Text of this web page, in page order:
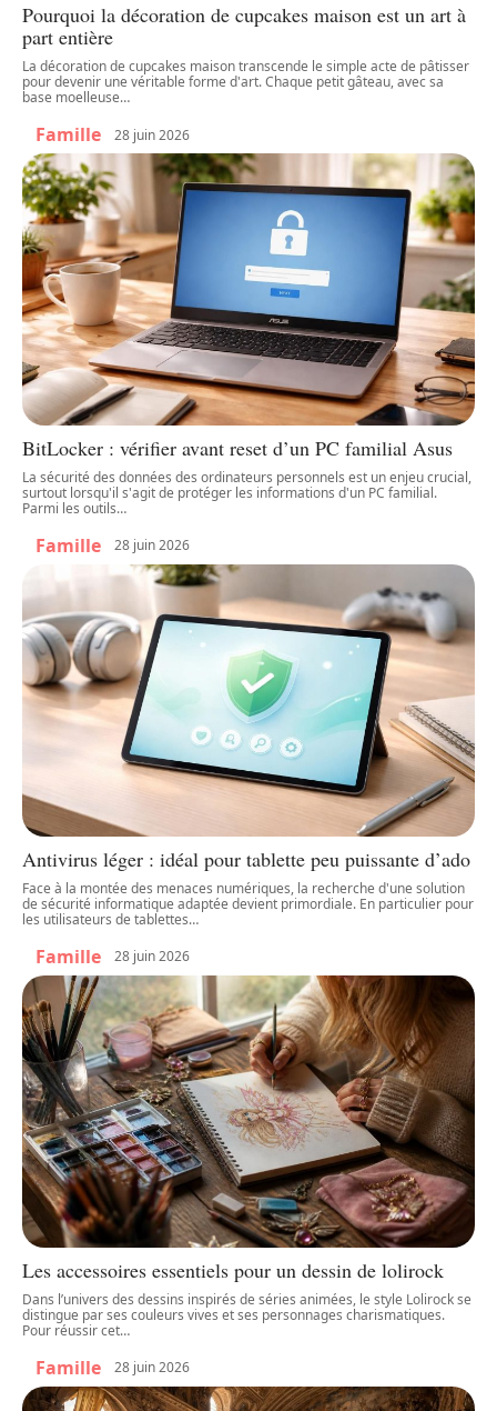
Pourquoi la décoration de cupcakes maison est un art à
part entière
La décoration de cupcakes maison transcende le simple acte de pâtisser
pour devenir une véritable forme d'art. Chaque petit gâteau, avec sa
base moelleuse…
Famille 28 juin 2026
BitLocker : vérifier avant reset d’un PC familial Asus
La sécurité des données des ordinateurs personnels est un enjeu crucial,
surtout lorsqu'il s'agit de protéger les informations d'un PC familial.
Parmi les outils…
Famille 28 juin 2026
Antivirus léger : idéal pour tablette peu puissante d’ado
Face à la montée des menaces numériques, la recherche d'une solution
de sécurité informatique adaptée devient primordiale. En particulier pour
les utilisateurs de tablettes…
Famille 28 juin 2026
Les accessoires essentiels pour un dessin de lolirock
Dans l’univers des dessins inspirés de séries animées, le style Lolirock se
distingue par ses couleurs vives et ses personnages charismatiques.
Pour réussir cet…
Famille 28 juin 2026